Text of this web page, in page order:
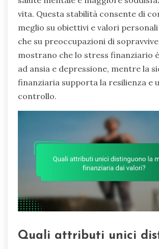
vita. Questa stabilità consente di
meglio su obiettivi e valori
che su preoccupazioni di
mostrano che lo stress finanziario
ad ansia e depressione, mentre la
finanziaria supporta la resilienza e
controllo.
Quali attributi unici